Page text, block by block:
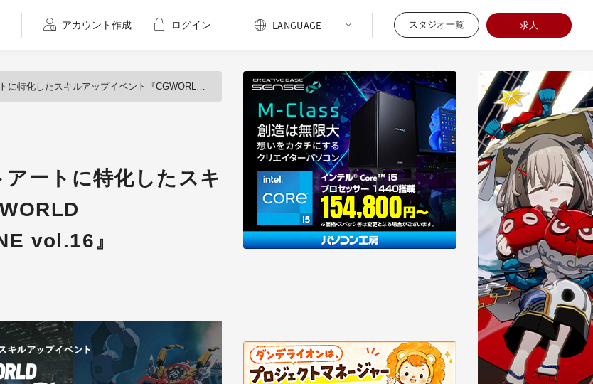
アカウント作成 ログイン スタジオ一覧 求人
キルアップイベント『CGWORLD MASTERCLASS ONLINE vol.16』
アートに特化したスキ
vol.16』